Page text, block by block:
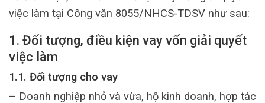
việc làm tại Công văn 8055/NHCS-TDSV như sau:
1. Đối tượng, điều kiện vay vốn giải quyết
việc làm
1.1. Đối tượng cho vay
– Doanh nghiệp nhỏ và vừa, hộ kinh doanh, hợp tác